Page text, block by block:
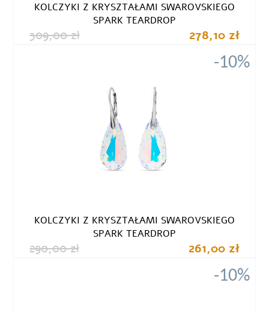
KOLCZYKI Z KRYSZTAŁAMI SWAROVSKIEGO
SPARK TEARDROP
309,00 zł 278,10 zł
-10%
KOLCZYKI Z KRYSZTAŁAMI SWAROVSKIEGO
SPARK TEARDROP
290,00 zł 261,00 zł
-10%